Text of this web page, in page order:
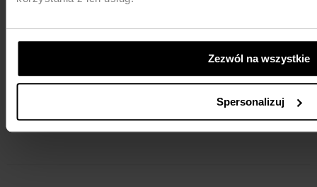
Zezwól na wszystkie
Spersonalizuj